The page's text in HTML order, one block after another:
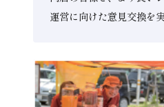
運営に向けた意見交換を